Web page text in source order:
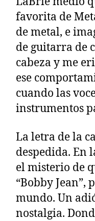
favorita de
de metal, e
de guitarra de
cabeza y me
ese
cuando las
instrumentos
La letra de la
despedida. En
el misterio de
“Bobby Jean”,
mundo. Un
nostalgia.